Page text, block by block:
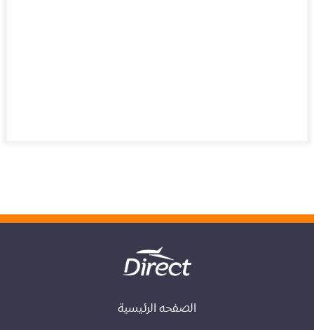
الصفحه الرئيسية